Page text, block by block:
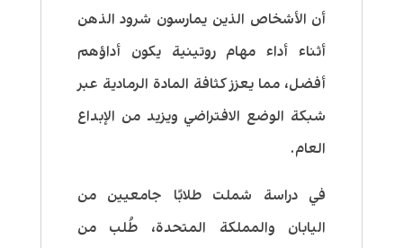
أن الأشخاص الذين يمارسون شرود الذهن
أثناء أداء مهام روتينية يكون أداؤهم
أفضل، مما يعزز كثافة المادة الرمادية عبر
شبكة الوضع الافتراضي ويزيد من الإبداع
العام.
في دراسة شملت طلابًا جامعيين من
اليابان والمملكة المتحدة، طُلب من